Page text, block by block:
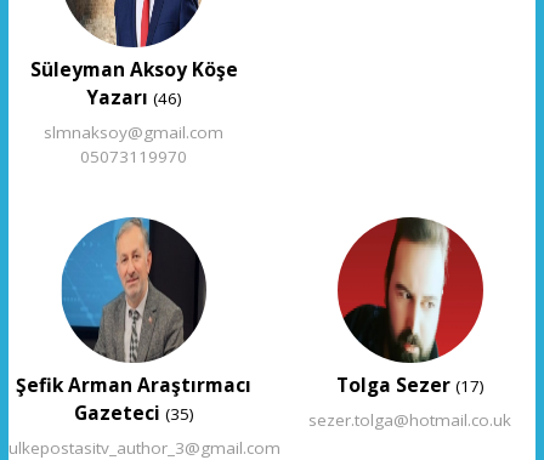
Süleyman Aksoy Köşe
Yazarı (46)
slmnaksoy@gmail.com
05073119970
Şefik Arman Araştırmacı
Gazeteci (35)
ulkepostasitv_author_3@gmail.com
Tolga Sezer(17)
sezer.tolga@hotmail.co.uk